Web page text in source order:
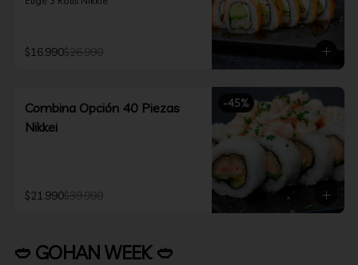
$16.990$26.990
-45%
Combina Opción 40 Piezas
Nikkei
$21.990$39.990
🥙 GOHAN WEEK 🥙